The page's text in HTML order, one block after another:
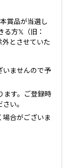
賞品が当選し
る方𝕏（旧：
とさせていた
いませんので予
ます。ご登録時
い。
合がございま